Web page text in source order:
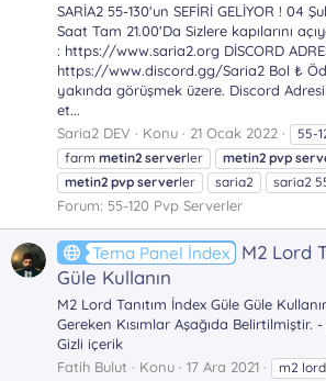
SARİA2 55-130'un SEFİRİ GELİYOR ! 04
Saat Tam 21.00'Da Sizlere kapılarını
: https://www.saria2.org DİSCORD
https://www.discord.gg/Saria2 Bol ₺
yakında görüşmek üzere. Discord
et...
Saria2 DEV
Konu 21 Ocak 2022 55-
farm metin2 serverler metin2 pvp
metin2 pvp serverler saria2 saria2
Forum: 55-120 Pvp Serverler
Tema Panel İndex
M2 Lord
Güle Kullanın
M2 Lord Tanıtım İndex Güle Güle
Gereken Kısımlar Aşağıda
Gizli içerik
Fatih Bulut
Konu 17 Ara 2021 m2 lord